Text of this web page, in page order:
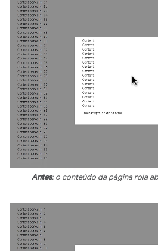
Antes: o conteúdo da página rola